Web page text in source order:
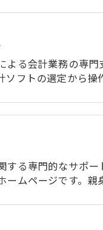
よる会計業務の専門
ソフトの選定から
する専門的なサポ
ームページです。